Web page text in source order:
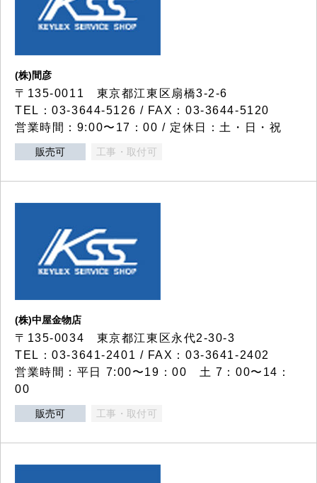
(株)間彦
〒135-0011 東京都江東区扇橋3-2-6
TEL：03-3644-5126 / FAX：03-3644-5120
営業時間：9:00〜17：00 / 定休日：土・日・祝
販売可 工事・取付可
(株)中屋金物店
〒135-0034 東京都江東区永代2-30-3
TEL：03-3641-2401 / FAX：03-3641-2402
営業時間：平日 7:00〜19：00 土 7：00〜14：
00
販売可 工事・取付可